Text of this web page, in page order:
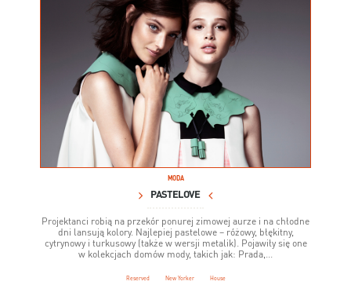
MODA
PASTELOVE
Projektanci robią na przekór ponurej zimowej aurze i na chłodne
dni lansują kolory. Najlepiej pastelowe – różowy, błękitny,
cytrynowy i turkusowy (także w wersji metalik). Pojawiły się one
w kolekcjach domów mody, takich jak: Prada,...
Reserved New Yorker House